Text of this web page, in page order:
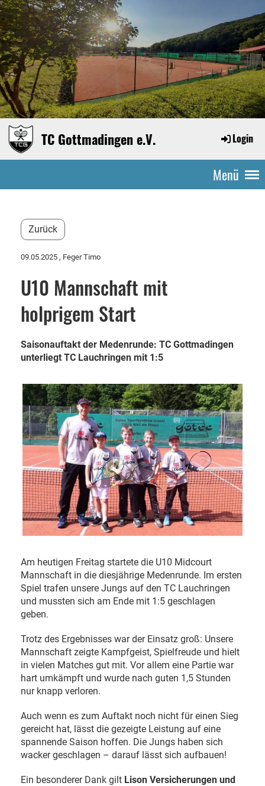
TC Gottmadingen e.V. Login
Menü
Zurück
09.05.2025 , Feger Timo
U10 Mannschaft mit
holprigem Start
Saisonauftakt der Medenrunde: TC Gottmadingen
unterliegt TC Lauchringen mit 1:5
Am heutigen Freitag startete die U10 Midcourt
Mannschaft in die diesjährige Medenrunde. Im ersten
Spiel trafen unsere Jungs auf den TC Lauchringen
und mussten sich am Ende mit 1:5 geschlagen
geben.
Trotz des Ergebnisses war der Einsatz groß: Unsere
Mannschaft zeigte Kampfgeist, Spielfreude und hielt
in vielen Matches gut mit. Vor allem eine Partie war
hart umkämpft und wurde nach guten 1,5 Stunden
nur knapp verloren.
Auch wenn es zum Auftakt noch nicht für einen Sieg
gereicht hat, lässt die gezeigte Leistung auf eine
spannende Saison hoffen. Die Jungs haben sich
wacker geschlagen – darauf lässt sich aufbauen!
Ein besonderer Dank gilt Lison Versicherungen und